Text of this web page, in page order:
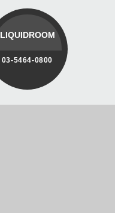
LIQUIDROOM
03-5464-0800